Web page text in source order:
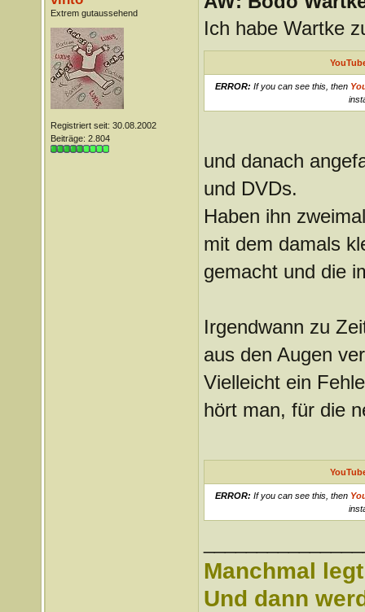
Extrem gutaussehend
Registriert seit: 30.08.2002
Beiträge: 2.804
Ich habe Wartke
ERROR: If you can see this, then
und danach
und DVDs.
Haben ihn
mit dem damals
gemacht und die
Irgendwann zu
aus den Augen
Vielleicht ein
hört man, für die
ERROR: If you can see this, then
Manchmal
Und dann